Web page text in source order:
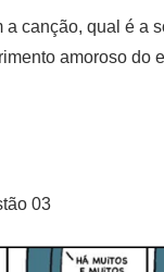
a canção, qual é a
amoroso do
03